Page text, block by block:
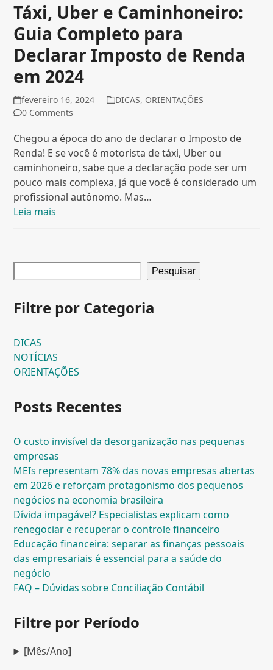
Táxi, Uber e Caminhoneiro:
Guia Completo para
Declarar Imposto de Renda
em 2024
fevereiro 16, 2024 DICAS, ORIENTAÇÕES
0 Comments
Chegou a época do ano de declarar o Imposto de
Renda! E se você é motorista de táxi, Uber ou
caminhoneiro, sabe que a declaração pode ser um
pouco mais complexa, já que você é considerado um
profissional autônomo. Mas…
Leia mais
Pesquisar
Filtre por Categoria
DICAS
NOTÍCIAS
ORIENTAÇÕES
Posts Recentes
O custo invisível da desorganização nas pequenas
empresas
MEIs representam 78% das novas empresas abertas
em 2026 e reforçam protagonismo dos pequenos
negócios na economia brasileira
Dívida impagável? Especialistas explicam como
renegociar e recuperar o controle financeiro
Educação financeira: separar as finanças pessoais
das empresariais é essencial para a saúde do
negócio
FAQ – Dúvidas sobre Conciliação Contábil
Filtre por Período
[Mês/Ano]